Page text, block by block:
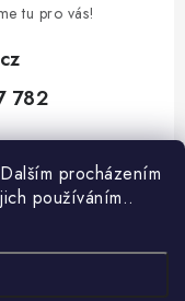
procházením
používáním..
tu pro vás!
782